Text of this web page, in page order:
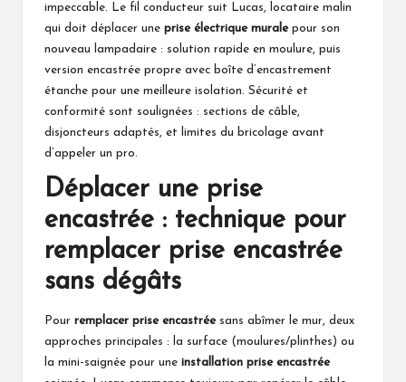
impeccable. Le fil conducteur suit Lucas, locataire malin
qui doit déplacer une prise électrique muralepour son
nouveau lampadaire : solution rapide en moulure, puis
version encastrée propre avec boîte d’encastrement
étanche pour une meilleure isolation. Sécurité et
conformité sont soulignées : sections de câble,
disjoncteurs adaptés, et limites du bricolage avant
d’appeler un pro.
Déplacer une prise
encastrée : technique pour
remplacer prise encastrée
sans dégâts
Pour remplacer prise encastréesans abîmer le mur, deux
approches principales : la surface (moulures/plinthes) ou
la mini-saignée pour une installation prise encastrée